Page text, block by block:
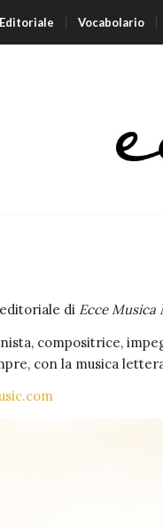
Editoriale Vocabolario
di Ecce Musica
compositrice,
con la musica